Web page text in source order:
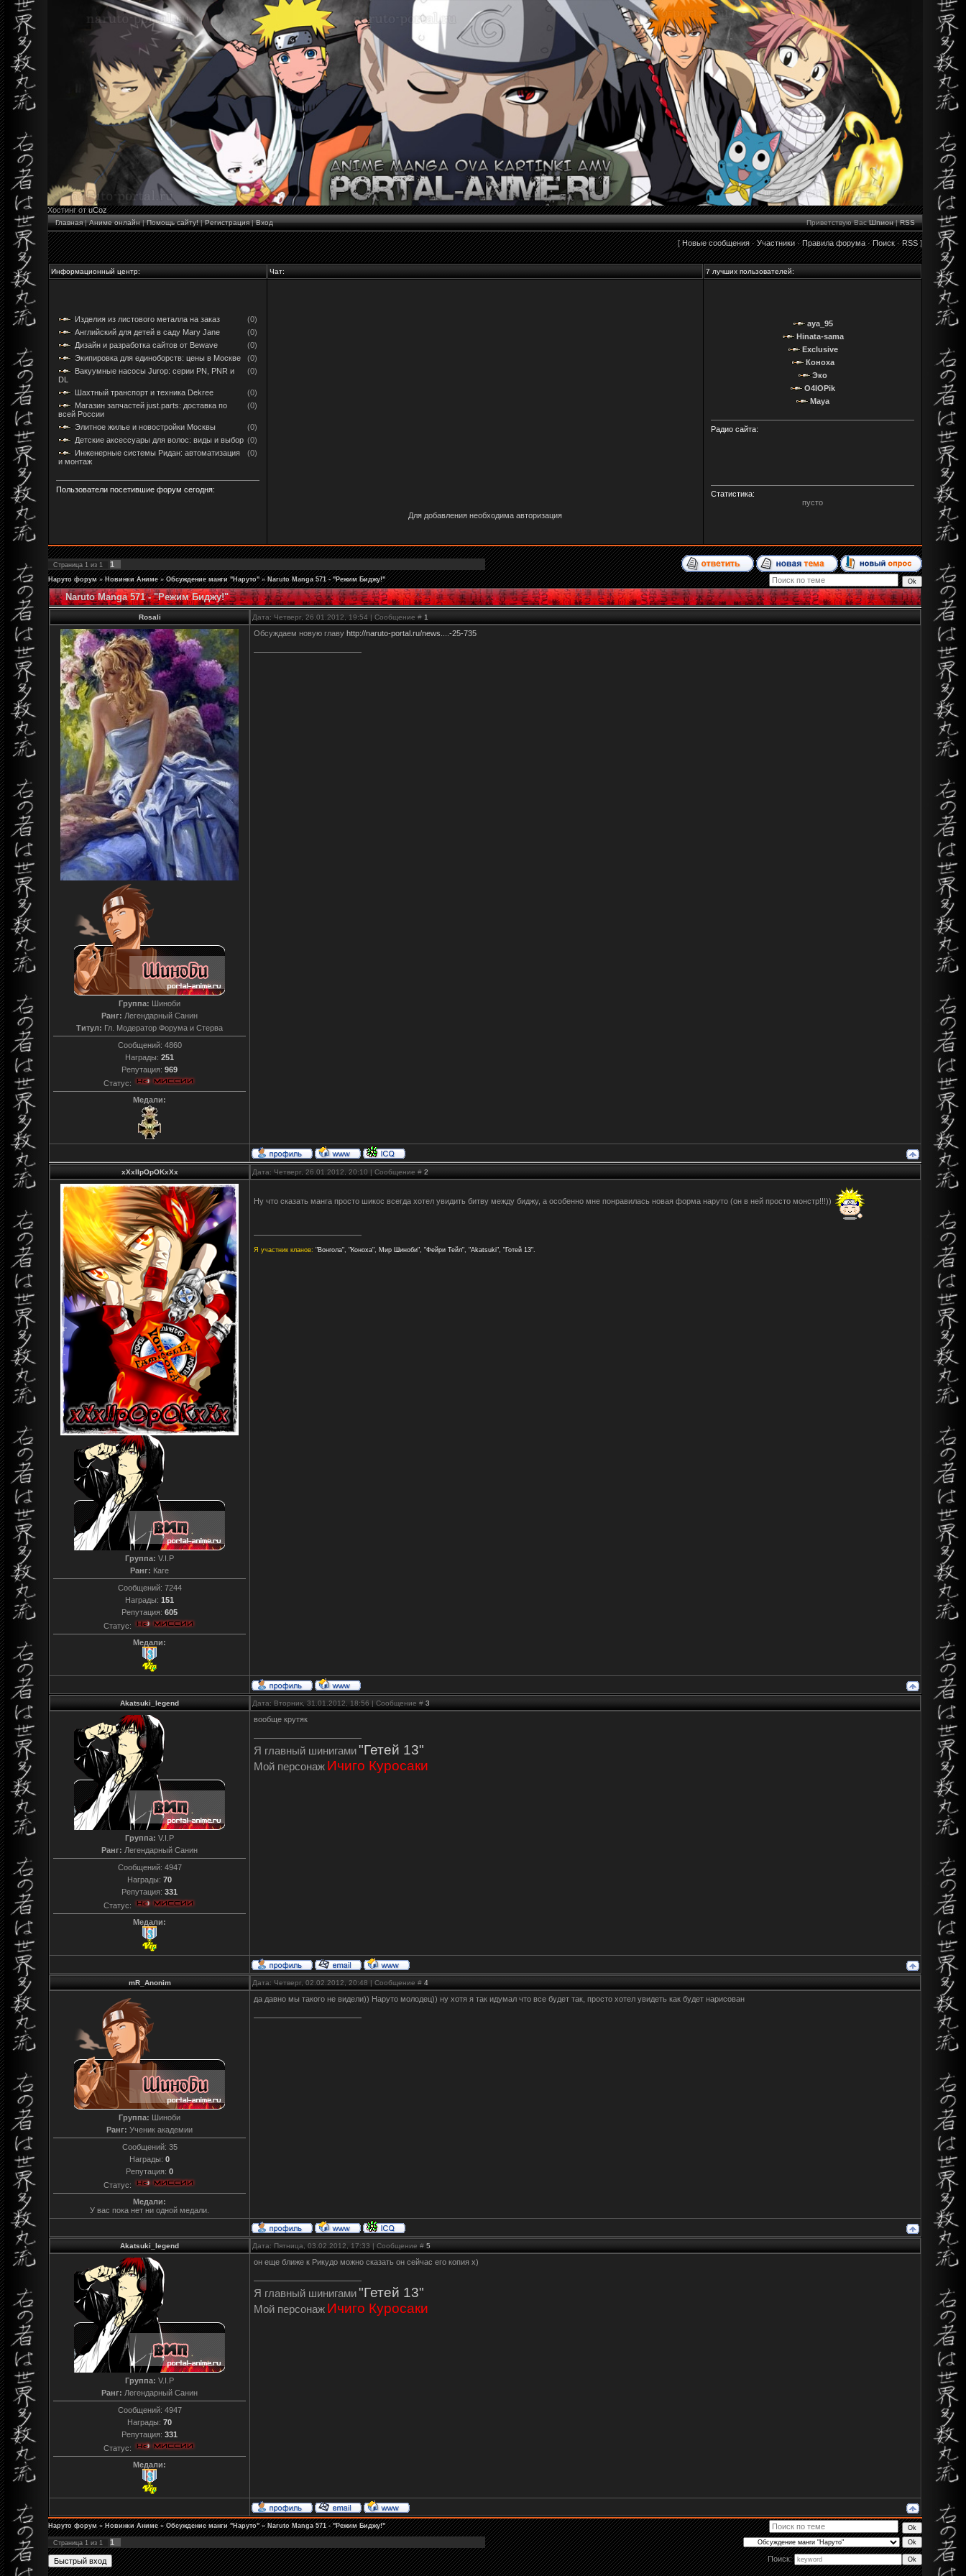
Хостинг отuCoz
Главная|Аниме онлайн|Помощь сайту!|Регистрация|Вход Приветствую Вас Шпион|RSS
[Новые сообщения·Участники·Правила форума·Поиск·RSS]
Информационный центр: Чат: 7 лучших пользователей:
Изделия из листового металла на заказ
(0)
Английский для детей в саду Mary Jane
(0)
Дизайн и разработка сайтов от Bewave
(0)
Экипировка для единоборств: цены в Москве
(0)
Вакуумные насосы Jurop: серии PN, PNR и
DL
(0)
Шахтный транспорт и техника Dekree
(0)
Магазин запчастей just.parts: доставка по
всей России
(0)
Элитное жилье и новостройки Москвы
(0)
Детские аксессуары для волос: виды и выбор (0)
Инженерные системы Ридан: автоматизация
и монтаж
(0)
Пользователи посетившие форум сегодня:
Для добавления необходима авторизация
aya_95
Hinata-sama
Exclusive
Коноха
Эко
O4IOPik
Maya
Радио сайта:
Статистика:
пусто
Страница 1 из 1 1
Наруто форум » Новинки Аниме » Обсуждение манги "Наруто" » Naruto Manga 571 - "Режим Биджу!"
Naruto Manga 571 - "Режим Биджу!"
Rosali Дата: Четверг, 26.01.2012, 19:54 | Сообщение # 1
Группа: Шиноби
Ранг: Легендарный Санин
Титул: Гл. Модератор Форума и Стерва
Сообщений: 4860
Награды: 251
Репутация: 969
Статус:
Медали:
Обсуждаем новую главу http://naruto-portal.ru/news....-25-735
xXxIIpOpOKxXx Дата: Четверг, 26.01.2012, 20:10 | Сообщение # 2
Группа: V.I.P
Ранг: Каге
Сообщений: 7244
Награды: 151
Репутация: 605
Статус:
Медали:
Ну что сказать манга просто шикос всегда хотел увидить битву между биджу, а особенно мне понравилась новая форма наруто (он в ней просто монстр!!!))
Я участник кланов: "Вонгола", "Коноха", Мир Шиноби", "Фейри Тейл", "Akatsuki", "Готей 13".
Akatsuki_legend Дата: Вторник, 31.01.2012, 18:56 | Сообщение # 3
Группа: V.I.P
Ранг: Легендарный Санин
Сообщений: 4947
Награды: 70
Репутация: 331
Статус:
Медали:
вообще крутяк
Я главный шинигами"Гетей 13"
Мой персонаж Ичиго Куросаки
mR_Anonim Дата: Четверг, 02.02.2012, 20:48 | Сообщение # 4
Группа: Шиноби
Ранг: Ученик академии
Сообщений: 35
Награды: 0
Репутация: 0
Статус:
Медали:
У вас пока нет ни одной медали.
да давно мы такого не видели)) Наруто молодец)) ну хотя я так идумал что все будет так, просто хотел увидеть как будет нарисован
Akatsuki_legend Дата: Пятница, 03.02.2012, 17:33 | Сообщение # 5
Группа: V.I.P
Ранг: Легендарный Санин
Сообщений: 4947
Награды: 70
Репутация: 331
Статус:
Медали:
он еще ближе к Рикудо можно сказать он сейчас его копия х)
Я главный шинигами"Гетей 13"
Мой персонаж Ичиго Куросаки
Наруто форум » Новинки Аниме » Обсуждение манги "Наруто" » Naruto Manga 571 - "Режим Биджу!"
Страница 1 из 1
1
Поиск: